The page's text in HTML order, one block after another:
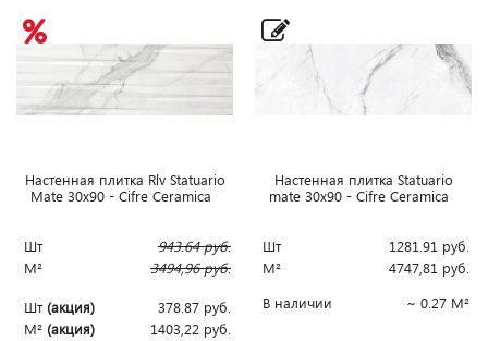
Настенная плитка Rlv Statuario
Mate 30x90 - Cifre Ceramica
Шт 943.64руб.
М²
3494,96руб.
Шт(акция) 378.87 руб.
М² (акция) 1403,22 руб.
Настенная плитка Statuario
mate 30x90 - Cifre Ceramica
Шт 1281.91 руб.
М²
4747,81 руб.
В наличии
~ 0.27 М²